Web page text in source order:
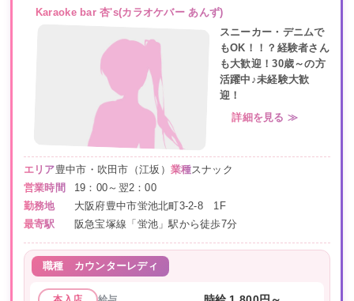
Karaoke bar 杏's(カラオケバー あんず)
スニーカー・デニムで
もOK！！？経験者さん
も大歓迎！30歳～の方
活躍中♪未経験大歓
迎！
詳細を見る ≫
エリア豊中市・吹田市（江坂） 業種スナック
営業時間
19：00～翌2：00
勤務地
大阪府豊中市蛍池北町3-2-8 1F
最寄駅
阪急宝塚線「蛍池」駅から徒歩7分
職種 カウンターレディ